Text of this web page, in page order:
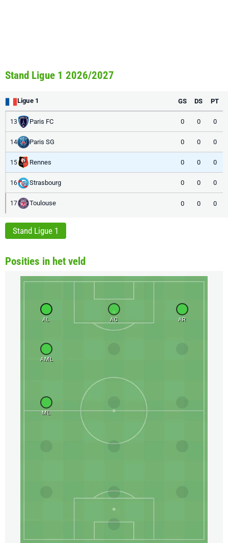
Stand Ligue 1 2026/2027
Ligue 1 GS DS PT
13 Paris FC 0 0 0
14 Paris SG 0 0 0
15 Rennes 0 0 0
16 Strasbourg 0 0 0
17 Toulouse 0 0 0
Stand Ligue 1
Posities in het veld
AL AC AR
AML
ML